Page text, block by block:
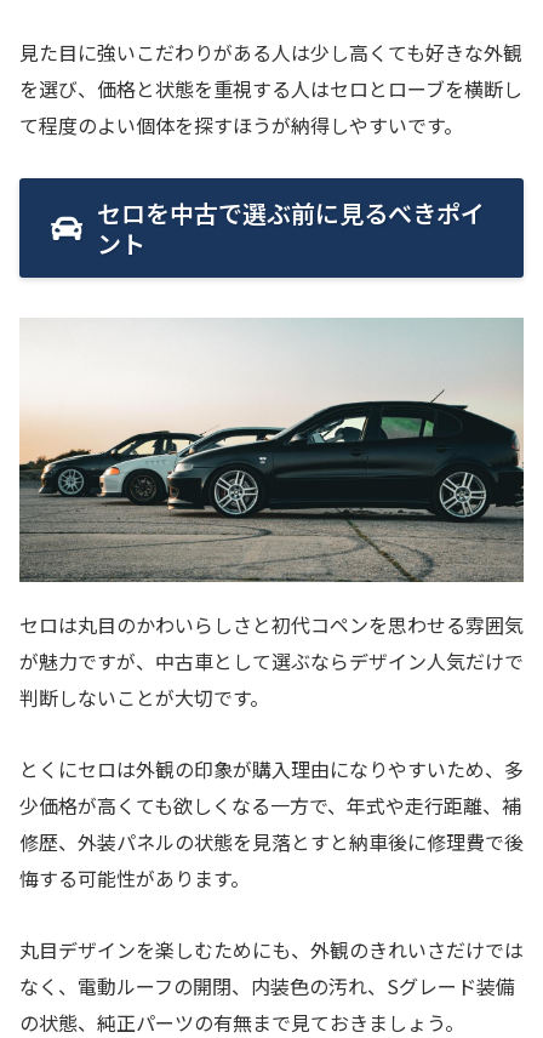
見た目に強いこだわりがある人は少し高くても好きな外観
を選び、価格と状態を重視する人はセロとローブを横断し
て程度のよい個体を探すほうが納得しやすいです。
セロを中古で選ぶ前に見るべきポイ
ント
セロは丸目のかわいらしさと初代コペンを思わせる雰囲気
が魅力ですが、中古車として選ぶならデザイン人気だけで
判断しないことが大切です。
とくにセロは外観の印象が購入理由になりやすいため、多
少価格が高くても欲しくなる一方で、年式や走行距離、補
修歴、外装パネルの状態を見落とすと納車後に修理費で後
悔する可能性があります。
丸目デザインを楽しむためにも、外観のきれいさだけでは
なく、電動ルーフの開閉、内装色の汚れ、Sグレード装備
の状態、純正パーツの有無まで見ておきましょう。